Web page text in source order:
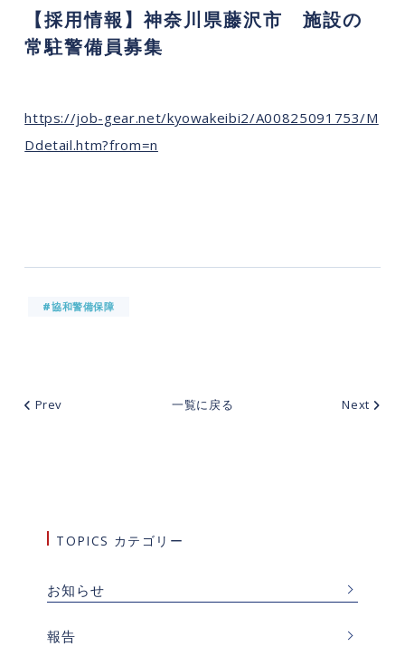
TOPICS カテゴリー
お知らせ
報告
【採用情報】神奈川県藤沢市 施設の
常駐警備員募集
https://job-gear.net/kyowakeibi2/A00825091753/M
Ddetail.htm?from=n
#協和警備保障
Prev 一覧に戻る Next